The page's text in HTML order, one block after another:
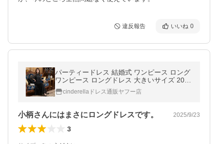
違反報告 いいね 0
パーティードレス 結婚式 ワンピース ロング
ワンピース ロングドレス 大きいサイズ 20代
30代 40代 ドレス フォーマル パーティー お
呼ばれ 同窓会 上品 ycpt23
cinderellaドレス通販ヤフー店
小柄さんにはまさにロングドレスです。 2025/9/23
3